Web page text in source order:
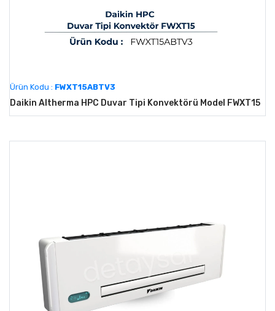
Ürün Kodu : FWXT15ABTV3
Daikin Altherma HPC Duvar Tipi Konvektörü Model FWXT15